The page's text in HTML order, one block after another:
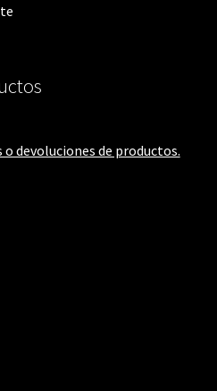
devoluciones de productos.